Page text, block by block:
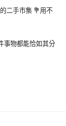
二手市集 💐用不
事物都能恰如其分